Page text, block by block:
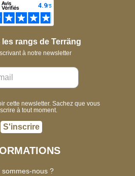
les rangs de Terräng
à notre newsletter
cette newsletter. Sachez que vous
à tout moment.
S'inscrire
sommes-nous ?